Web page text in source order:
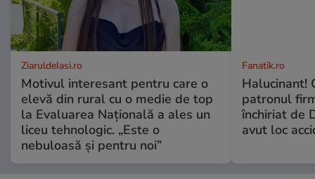
ZiaruldeIasi.ro
Motivul interesant pentru care o
elevă din rural cu o medie de top
la Evaluarea Națională a ales un
liceu tehnologic. „Este o
nebuloasă și pentru noi”
Fanatik.ro
Halucinant!
patronul
închiriat de
avut loc